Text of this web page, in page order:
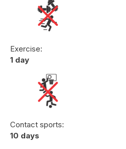
Exercise:
1 day
Contact sports:
10 days